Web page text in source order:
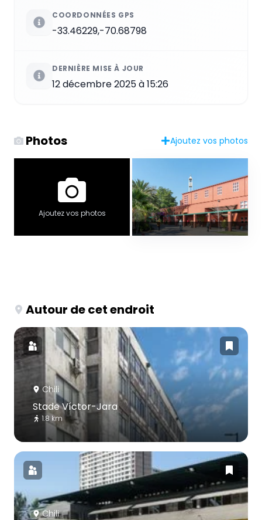
COORDONNÉES GPS
-33.46229,-70.68798
DERNIÈRE MISE À JOUR
12 décembre 2025 à 15:26
Photos Ajoutez vos photos
Ajoutez vos photos
Autour de cet endroit
Chili
Stade Víctor-Jara
1.8 km
Chili